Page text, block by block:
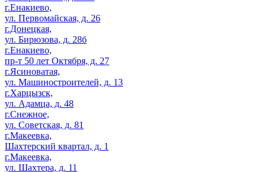
г.Енакиево,
ул. Первомайская, д. 26
г.Донецкая,
ул. Бирюзова, д. 28б
г.Енакиево,
пр-т 50 лет Октября, д. 27
г.Ясиноватая,
ул. Машиностроителей, д. 13
г.Харцызск,
ул. Адамца, д. 48
г.Снежное,
ул. Советская, д. 81
г.Макеевка,
Шахтерский квартал, д. 1
г.Макеевка,
ул. Шахтера, д. 11